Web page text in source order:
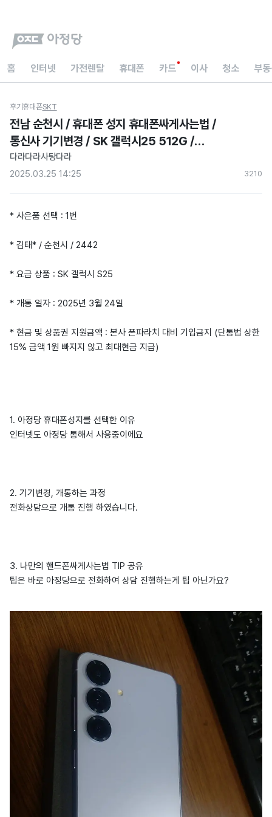
홈 인터넷 가전렌탈 휴대폰 카드 이사 청소 부
후기휴대폰SKT
전남 순천시 / 휴대폰 성지 휴대폰싸게사는법 /
통신사 기기변경 / SK 갤럭시25 512G /
아이스블루/ 현금지원 아정당 내돈내산 후기
다라다라사탕다라
2025.03.25 14:25
321 0
* 사은품 선택 : 1번
* 김태* / 순천시 / 2442
* 요금 상품 : SK 갤럭시 S25
* 개통 일자 : 2025년 3월 24일
* 현금 및 상품권 지원금액 : 본사 폰파라치 대비 기입금지 (단통법 상한
15% 금액 1원 빠지지 않고 최대현금 지급)
1. 아정당 휴대폰성지를 선택한 이유
인터넷도 아정당 통해서 사용중이에요
2. 기기변경, 개통하는 과정
전화상담으로 개통 진행 하였습니다.
3. 나만의 핸드폰싸게사는법 TIP 공유
팁은 바로 아정당으로 전화하여 상담 진행하는게 팁 아닌가요?